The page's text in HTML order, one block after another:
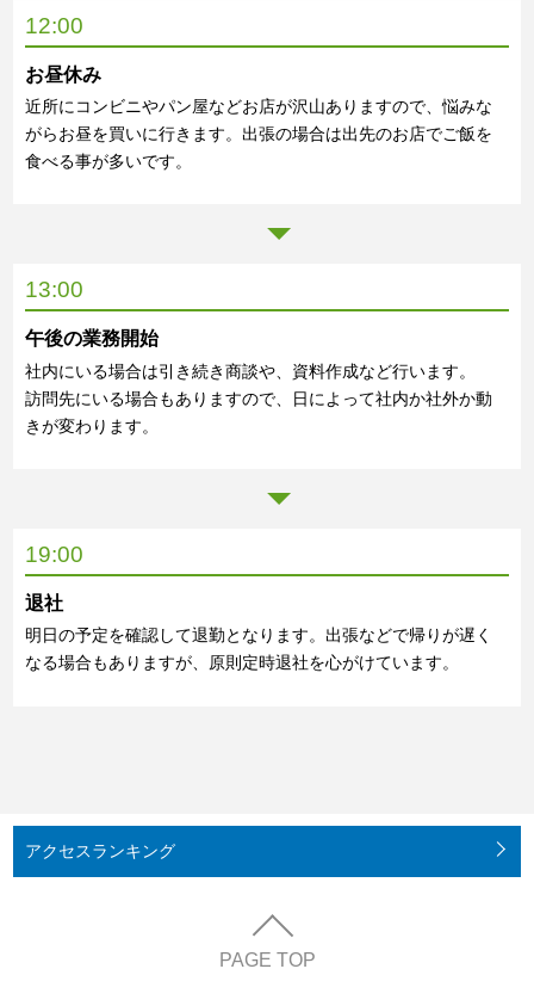
12:00
お昼休み
近所にコンビニやパン屋などお店が沢山ありますので、悩みな
がらお昼を買いに行きます。出張の場合は出先のお店でご飯を
食べる事が多いです。
13:00
午後の業務開始
社内にいる場合は引き続き商談や、資料作成など行います。
訪問先にいる場合もありますので、日によって社内か社外か動
きが変わります。
19:00
退社
明日の予定を確認して退勤となります。出張などで帰りが遅く
なる場合もありますが、原則定時退社を心がけています。
アクセスランキング
PAGE TOP